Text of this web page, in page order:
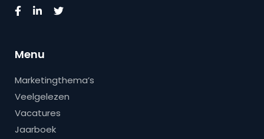
Menu
Marketingthema’s
Veelgelezen
Vacatures
Jaarboek